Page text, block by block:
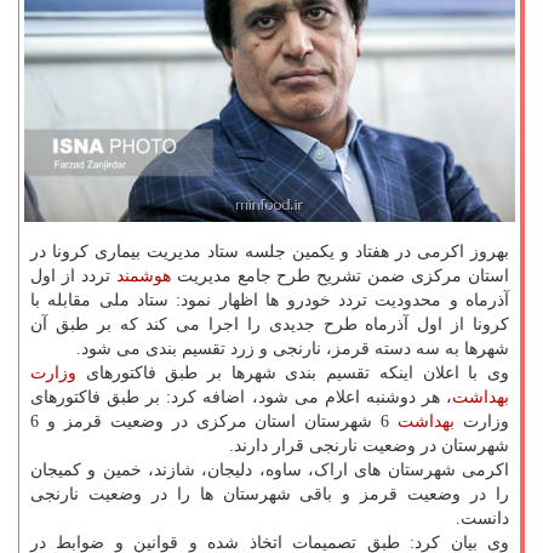
بهروز اکرمی در هفتاد و یکمین جلسه ستاد مدیریت بیماری کرونا در
استان مرکزی ضمن تشریح طرح جامع مدیریتهوشمند تردد از اول
آذرماه و محدودیت تردد خودرو ها اظهار نمود: ستاد ملی مقابله با
کرونا از اول آذرماه طرح جدیدی را اجرا می کند که بر طبق آن
شهرها به سه دسته قرمز، نارنجی و زرد تقسیم بندی می شود.
وی با اعلان اینکه تقسیم بندی شهرها بر طبق فاکتورهای وزارت
بهداشت، هر دوشنبه اعلام می شود، اضافه کرد: بر طبق فاکتورهای
وزارت بهداشت
6 شهرستان استان مرکزی در وضعیت قرمز و 6
شهرستان در وضعیت نارنجی قرار دارند.
اکرمی شهرستان های اراک، ساوه، دلیجان، شازند، خمین و کمیجان
را در وضعیت قرمز و باقی شهرستان ها را در وضعیت نارنجی
دانست.
وی بیان کرد: طبق تصمیمات اتخاذ شده و قوانین و ضوابط در